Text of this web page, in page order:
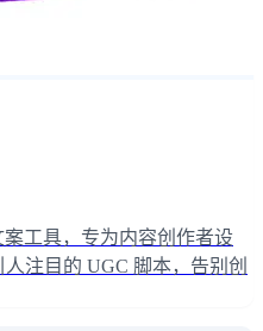
工具，专为内容创作者设
注目的 UGC 脚本，告别创